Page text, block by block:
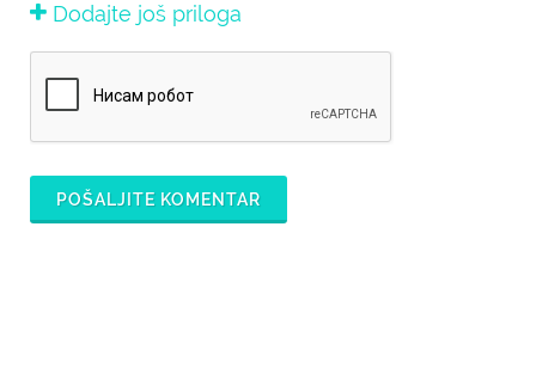
Dodajte još priloga
POŠALJITE KOMENTAR